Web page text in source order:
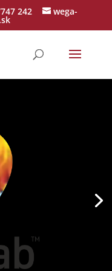
242 wega-